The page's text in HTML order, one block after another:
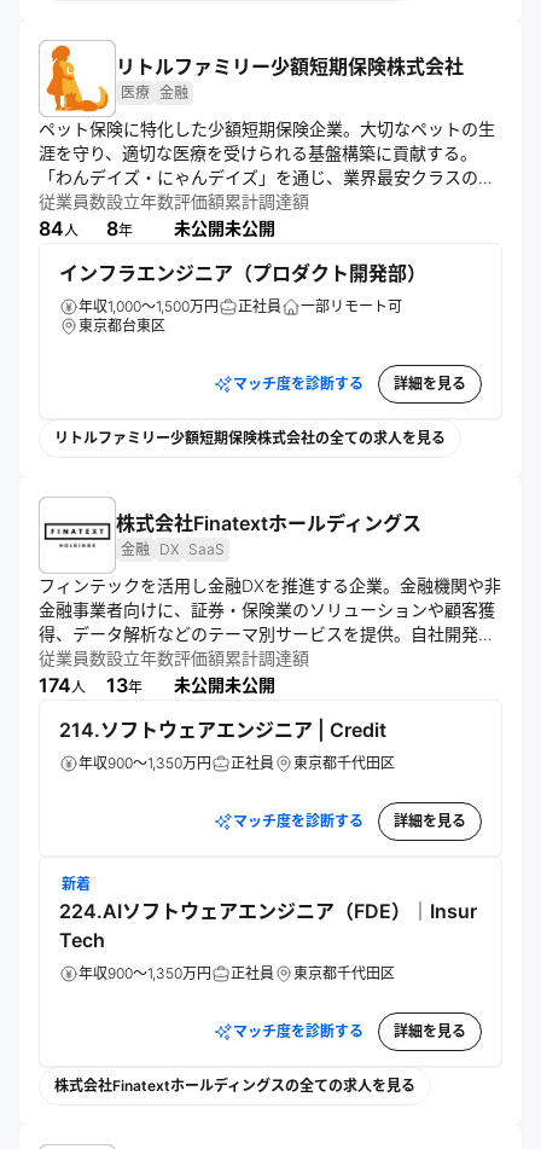
リトルファミリー少額短期保険株式会社
医療 金融
ペット保険に特化した少額短期保険企業。大切なペットの生
涯を守り、適切な医療を受けられる基盤構築に貢献する。
「わんデイズ・にゃんデイズ」を通じ、業界最安クラスの保
険料と手厚い補償を両立。オンライン申込みや選べる補償プ
ランを提供し、業界の常識にとらわれないサービスを展開し
従業員数
84人
設立年数
8年
評価額
未公開
累計調達額
未公開
インフラエンジニア（プロダクト開発部）
年収1,000～1,500万円 正社員
一部リモート可
東京都台東区
マッチ度を診断する 詳細を見る
リトルファミリー少額短期保険株式会社の全ての求人を見る
株式会社Finatextホールディングス
金融 DX SaaS
フィンテックを活用し金融DXを推進する企業。金融機関や非
金融事業者向けに、証券・保険業のソリューションや顧客獲
得、データ解析などのテーマ別サービスを提供。自社開発の
金融サービス（STREAM、セゾンポケットなど）も展開し、
新たな金融サービスの創造を目指している。
従業員数
174人
設立年数
13年
評価額
未公開
累計調達額
未公開
214.ソフトウェアエンジニア | Credit
年収900～1,350万円 正社員 東京都千代田区
マッチ度を診断する 詳細を見る
新着
224.AIソフトウェアエンジニア（FDE）｜Insur
Tech
年収900～1,350万円 正社員 東京都千代田区
マッチ度を診断する 詳細を見る
株式会社Finatextホールディングスの全ての求人を見る